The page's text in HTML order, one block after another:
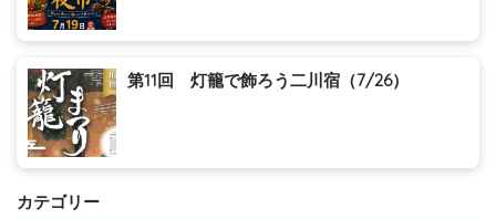
第11回 灯籠で飾ろう二川宿（7/26）
カテゴリー